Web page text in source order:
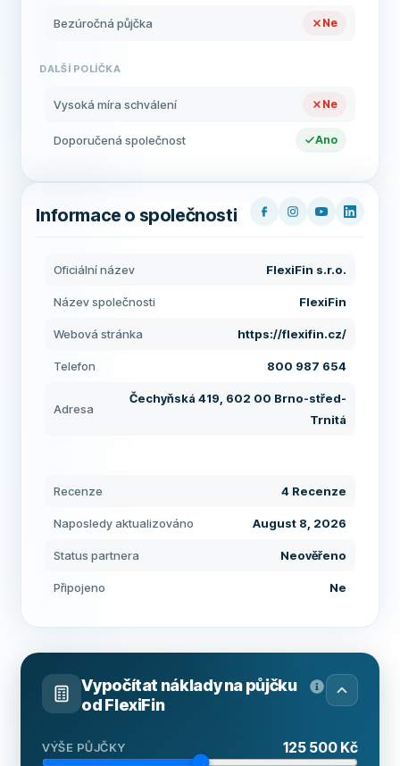
Bezúročná půjčka Ne
DALŠÍ POLÍČKA
Vysoká míra schválení Ne
Doporučená společnost Ano
Informace o společnosti
Oficiální název FlexiFin s.r.o.
Název společnosti FlexiFin
Webová stránka https://flexifin.cz/
Telefon 800 987 654
Adresa
Čechyňská 419, 602 00 Brno-střed-
Trnitá
Recenze 4 Recenze
Naposledy aktualizováno August 8, 2026
Status partnera Neověřeno
Připojeno Ne
Vypočítat náklady na půjčku
odFlexiFin
VÝŠE PŮJČKY 125 500 Kč